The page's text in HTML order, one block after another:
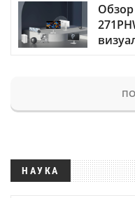
Обзор
НАУКА